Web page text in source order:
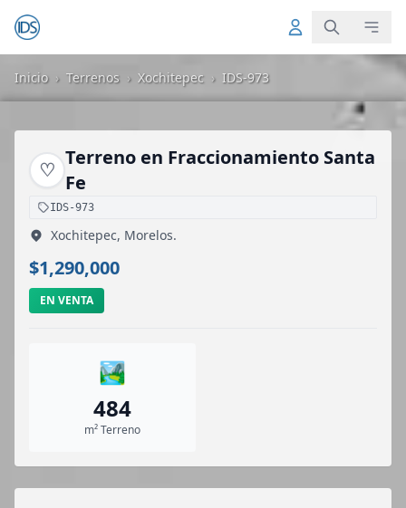
Inicio › Terrenos › Xochitepec › IDS-973
♡
Terreno en Fraccionamiento Santa
Fe
IDS-973
Xochitepec, Morelos.
$1,290,000
EN VENTA
🏞️
484
m² Terreno